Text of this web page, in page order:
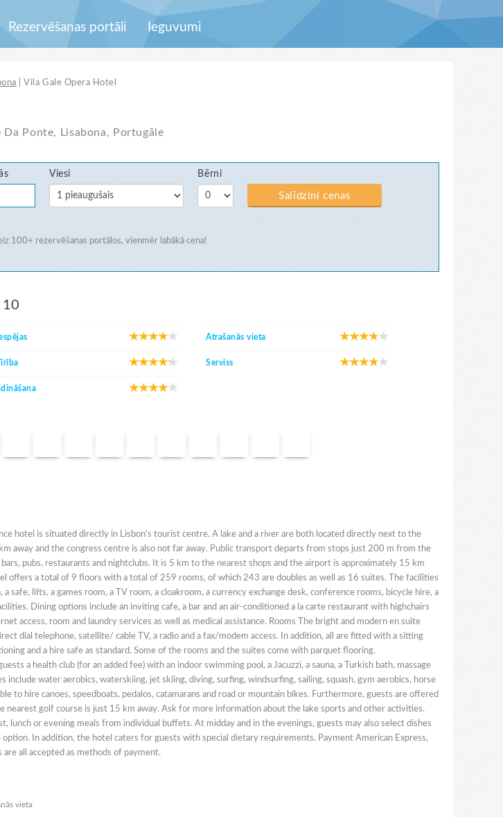
Rezervēšanas portāli Ieguvumi
|Vila Gale Opera Hotel
Da Ponte, Lisabona, Portugāle
Viesi Bērni
Salīdzini cenas
100+ rezervēšanas portālos, vienmēr labākā cena!
10
Atrašanās vieta
Serviss
hotel is situated directly in Lisbon's tourist centre. A lake and a river are both located directly next to the
away and the congress centre is also not far away. Public transport departs from stops just 200 m from the
pubs, restaurants and nightclubs. It is 5 km to the nearest shops and the airport is approximately 15 km
offers a total of 9 floors with a total of 259 rooms, of which 243 are doubles as well as 16 suites. The facilities
safe, lifts, a games room, a TV room, a cloakroom, a currency exchange desk, conference rooms, bicycle hire, a
Dining options include an inviting cafe, a bar and an air-conditioned a la carte restaurant with highchairs
access, room and laundry services as well as medical assistance. Rooms The bright and modern en suite
dial telephone, satellite/ cable TV, a radio and a fax/modem access. In addition, all are fitted with a sitting
and a hire safe as standard. Some of the rooms and the suites come with parquet flooring.
a health club (for an added fee) with an indoor swimming pool, a Jacuzzi, a sauna, a Turkish bath, massage
include water aerobics, waterskiing, jet skiing, diving, surfing, windsurfing, sailing, squash, gym aerobics, horse
to hire canoes, speedboats, pedalos, catamarans and road or mountain bikes. Furthermore, guests are offered
nearest golf course is just 15 km away. Ask for more information about the lake sports and other activities.
lunch or evening meals from individual buffets. At midday and in the evenings, guests may also select dishes
In addition, the hotel caters for guests with special dietary requirements. Payment American Express,
all accepted as methods of payment.